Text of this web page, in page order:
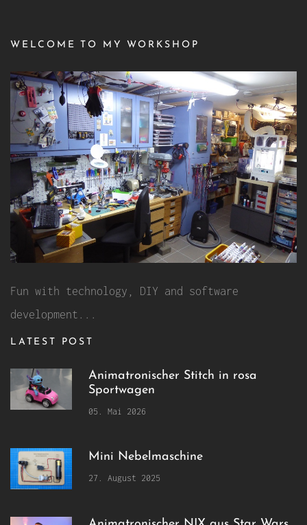
WELCOME TO MY WORKSHOP
Fun with technology, DIY and software
development...
LATEST POST
Animatronischer Stitch in rosa
Sportwagen
05. Mai 2026
Mini Nebelmaschine
27. August 2025